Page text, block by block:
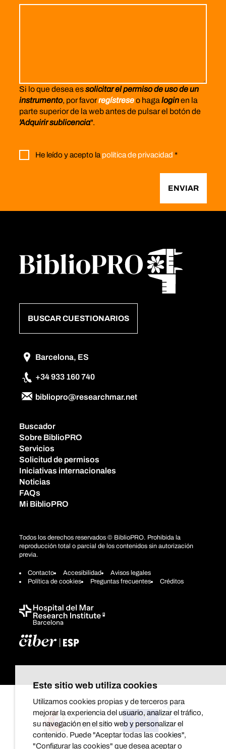
Si lo que desea essolicitar el permiso de uso de un
instrumento, por favorregístreseo haga loginen la
parte superior de la web antes de pulsar el botón de
'Adquirir sublicencia".
He leído y acepto la política de privacidad *
ENVIAR
BUSCAR CUESTIONARIOS
Barcelona, ES
+34 933 160 740
bibliopro@researchmar.net
Buscador
Sobre BiblioPRO
Servicios
Solicitud de permisos
Iniciativas internacionales
Noticias
FAQs
Mi BiblioPRO
Todos los derechos reservados © BiblioPRO. Prohibida la
reproducción total o parcial de los contenidos sin autorización
previa.
Contacto Accesibilidad
Avisos legales
Política de cookies
Preguntas frecuentes Créditos
Este sitio web utiliza cookies
Utilizamos cookies propias y de terceros para
mejorar la experiencia del usuario, analizar el tráfico,
su navegación en el sitio web y personalizar el
contenido. Puede "Aceptar todas las cookies",
"Configurar las cookies" que desea aceptar o